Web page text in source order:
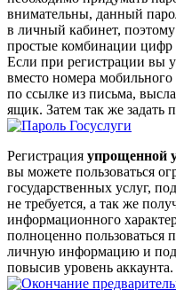
внимательны, данный
в личный кабинет, поэтому
простые комбинации цифр
Если при регистрации вы
вместо номера мобильного
по ссылке из письма,
ящик. Затем так же задать
Регистрация упрощенной
вы можете пользоваться
государственных услуг,
не требуется, а так же
информационного
полноценно пользоваться
личную информацию и
повысив уровень